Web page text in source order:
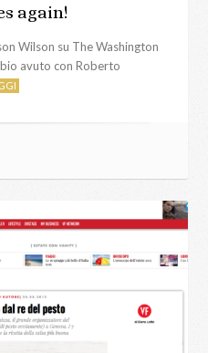
again!
Wilson su The Washington
avuto con Roberto